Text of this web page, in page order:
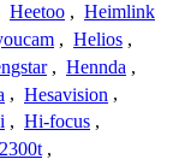
Heetoo , Heimlink
, Helios ,
, Hennda ,
, Hesavision ,
, Hi-focus ,
,